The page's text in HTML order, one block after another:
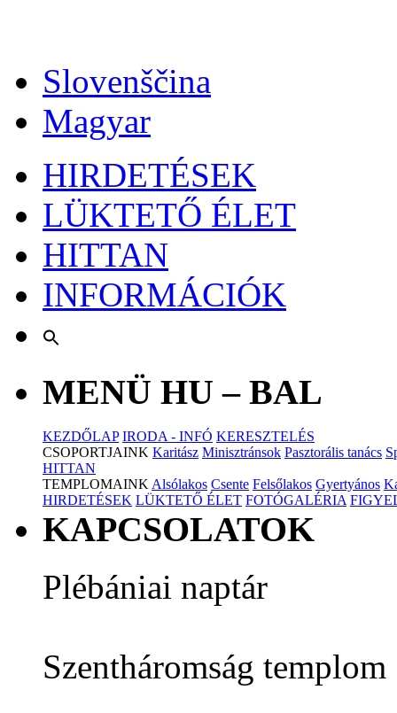
Slovenščina
Magyar
HIRDETÉSEK
LÜKTETŐ ÉLET
HITTAN
INFORMÁCIÓK
MENÜ HU – BAL
KEZDŐLAP IRODA - INFÓ KERESZTELÉS
CSOPORTJAINK Karitász Minisztránsok Pasztorális tanács
HITTAN
TEMPLOMAINKAlsólakos Csente Felsőlakos Gyertyános
HIRDETÉSEK LÜKTETŐ ÉLET FOTÓGALÉRIA
KAPCSOLATOK
Plébániai naptár
Szentháromság templom